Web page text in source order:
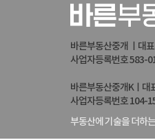
바른부동산중개 ㅣ대
사업자등록번호 583-
바른부동산중개Kㅣ대
사업자등록번호 104-
부동산에 기술을 더하